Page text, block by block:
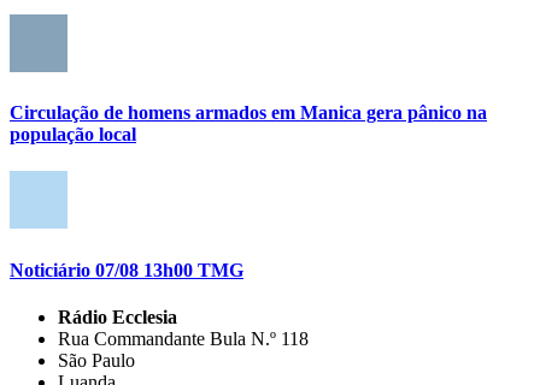
Circulação de homens armados em Manica gera pânico na
população local
Noticiário 07/08 13h00 TMG
Rádio Ecclesia
Rua Commandante Bula N.º 118
São Paulo